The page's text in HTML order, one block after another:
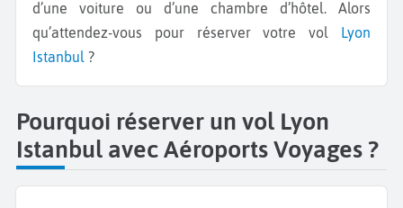
d’une voiture ou d’une chambre d’hôtel. Alors
qu’attendez-vous pour réserver votre vol
Lyon
Istanbul ?
Pourquoi réserver un vol Lyon
Istanbul avec Aéroports Voyages ?